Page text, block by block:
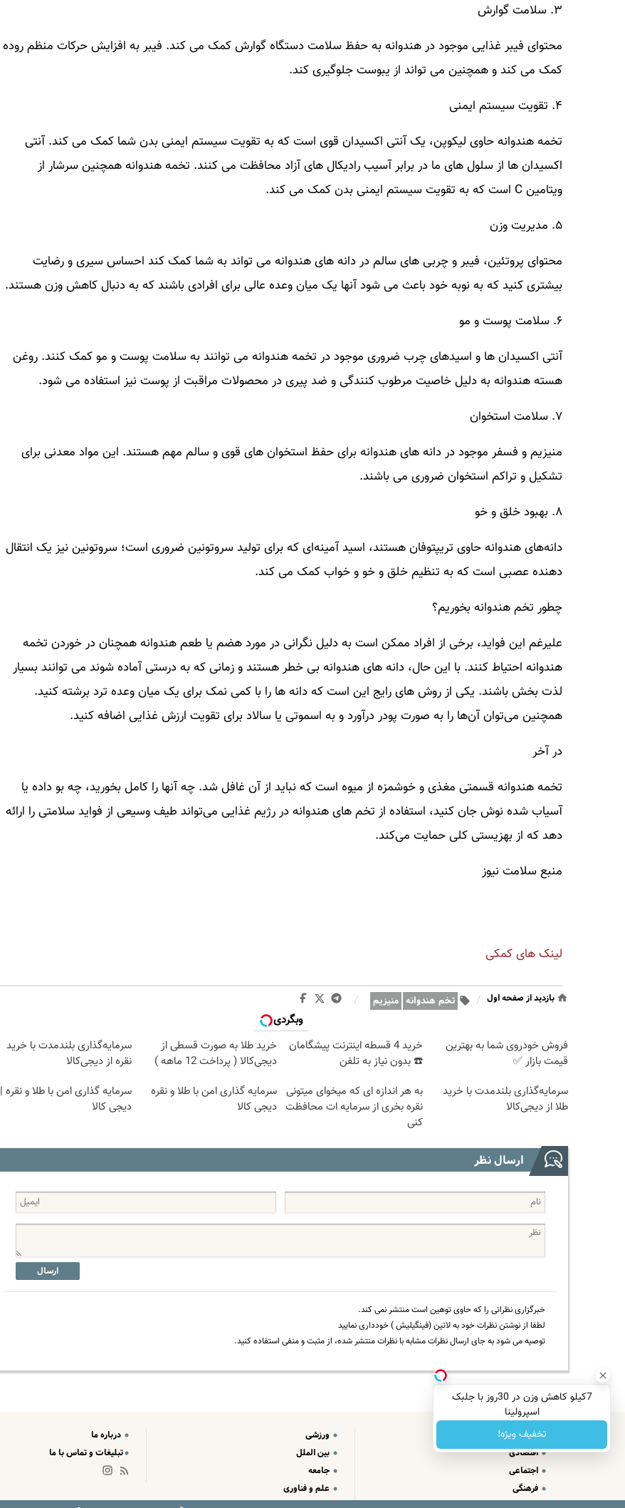
7کیلو کاهش وزن در 30روز با جلبک
اسپرولینا
تخفیف ویژه!
۳. سلامت گوارش
محتوای فیبر غذایی موجود در هندوانه به حفظ سلامت دستگاه گوارش کمک می کند. فیبر به افزایش حرکات منظم روده
کمک می کند و همچنین می تواند از یبوست جلوگیری کند.
۴. تقویت سیستم ایمنی
تخمه هندوانه حاوی لیکوپن، یک آنتی اکسیدان قوی است که به تقویت سیستم ایمنی بدن شما کمک می کند. آنتی
اکسیدان ها از سلول های ما در برابر آسیب رادیکال های آزاد محافظت می کنند. تخمه هندوانه همچنین سرشار از
ویتامین C است که به تقویت سیستم ایمنی بدن کمک می کند.
۵. مدیریت وزن
محتوای پروتئین، فیبر و چربی های سالم در دانه های هندوانه می تواند به شما کمک کند احساس سیری و رضایت
بیشتری کنید که به نوبه خود باعث می شود آنها یک میان وعده عالی برای افرادی باشند که به دنبال کاهش وزن هستند.
۶. سلامت پوست و مو
آنتی اکسیدان ها و اسیدهای چرب ضروری موجود در تخمه هندوانه می توانند به سلامت پوست و مو کمک کنند. روغن
هسته هندوانه به دلیل خاصیت مرطوب کنندگی و ضد پیری در محصولات مراقبت از پوست نیز استفاده می شود.
۷. سلامت استخوان
منیزیم و فسفر موجود در دانه های هندوانه برای حفظ استخوان های قوی و سالم مهم هستند. این مواد معدنی برای
تشکیل و تراکم استخوان ضروری می باشند.
۸. بهبود خلق و خو
دانه‌های هندوانه حاوی تریپتوفان هستند، اسید آمینه‌ای که برای تولید سروتونین ضروری است؛ سروتونین نیز یک انتقال
دهنده عصبی است که به تنظیم خلق و خو و خواب کمک می کند.
چطور تخم هندوانه بخوریم؟
علیرغم این فواید، برخی از افراد ممکن است به دلیل نگرانی در مورد هضم یا طعم هندوانه همچنان در خوردن تخمه
هندوانه احتیاط کنند. با این حال، دانه های هندوانه بی خطر هستند و زمانی که به درستی آماده شوند می توانند بسیار
لذت بخش باشند. یکی از روش های رایج این است که دانه ها را با کمی نمک برای یک میان وعده ترد برشته کنید.
همچنین می‌توان آن‌ها را به صورت پودر درآورد و به اسموتی‌ یا سالاد برای تقویت ارزش غذایی اضافه کنید.
در آخر
تخمه هندوانه قسمتی مغذی و خوشمزه از میوه است که نباید از آن غافل شد. چه آنها را کامل بخورید، چه بو داده یا
آسیاب شده نوش جان کنید، استفاده از تخم های هندوانه در رژیم غذایی می‌تواند طیف وسیعی از فواید سلامتی را ارائه
دهد که از بهزیستی کلی حمایت می‌کند.
منبع سلامت نیوز
لینک های کمکی
بازدید از صفحه اول / تخم هندوانه منیزیم /
وبگردی
فروش خودروی شما به بهترین
قیمت بازار ✅
خرید 4 قسطه اینترنت پیشگامان
☎️ بدون نیاز به تلفن
خرید طلا به صورت قسطی از
دیجی‌کالا ( پرداخت 12 ماهه )
سرمایه‌گذاری بلندمدت با خرید
نقره از دیجی‌کالا
سرمایه‌گذاری بلندمدت با خرید
طلا از دیجی‌کالا
به هر اندازه ای که میخوای میتونی
نقره بخری از سرمایه ات محافظت
کنی
سرمایه گذاری امن با طلا و نقره
دیجی کالا
سرمایه گذاری امن با طلا و نقره |
دیجی کالا
ارسال نظر
ارسال
خبرگزاری نظراتی را که حاوی توهین است منتشر نمی کند.
لطفا از نوشتن نظرات خود به لاتین (فینگیلیش ) خودداری نمایید
توصیه می شود به جای ارسال نظرات مشابه با نظرات منتشر شده، از مثبت و منفی استفاده کنید.
سیاسی
اقتصادی
اجتماعی
فرهنگی
ورزشی
بین الملل
جامعه
علم و فناوری
درباره ما
تبلیغات و تماس با ما